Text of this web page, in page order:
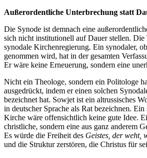
Außerordentliche Unterbrechung statt
Die Synode ist demnach eine
sich nicht institutionell auf Dauer stellen.
synodale Kirchenregierung. Ein synodaler,
genommen wird, hat in der gesamten
Er wäre keine Erneuerung, sondern eine
Nicht ein Theologe, sondern ein Politologe
ausgedrückt, indem er einen solchen
bezeichnet hat. Sowjet ist ein altrussisches
in deutscher Sprache als Rat bezeichnen.
Kirche wäre offensichtlich keine gute Idee.
christliche, sondern eine aus ganz anderem
Es würde die Freiheit des Geistes, der weht,
und die Struktur zerstören, die Christus für